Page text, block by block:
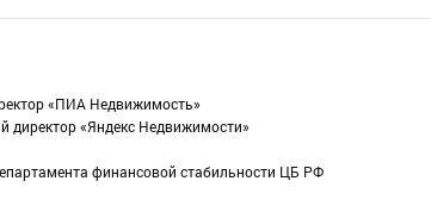
«ПИА Недвижимость»
директор «Яндекс Недвижимости»
финансовой стабильности ЦБ РФ